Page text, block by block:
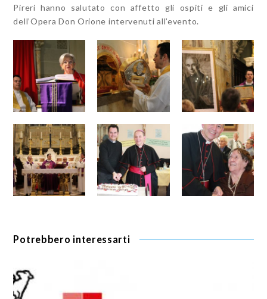
Pireri hanno salutato con affetto gli ospiti e gli amici
dell’Opera Don Orione intervenuti all’evento.
Potrebbero interessarti